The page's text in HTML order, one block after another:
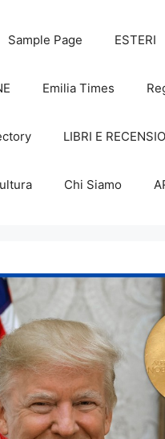
Sample Page ESTERI
Emilia Times
LIBRI E
Chi Siamo